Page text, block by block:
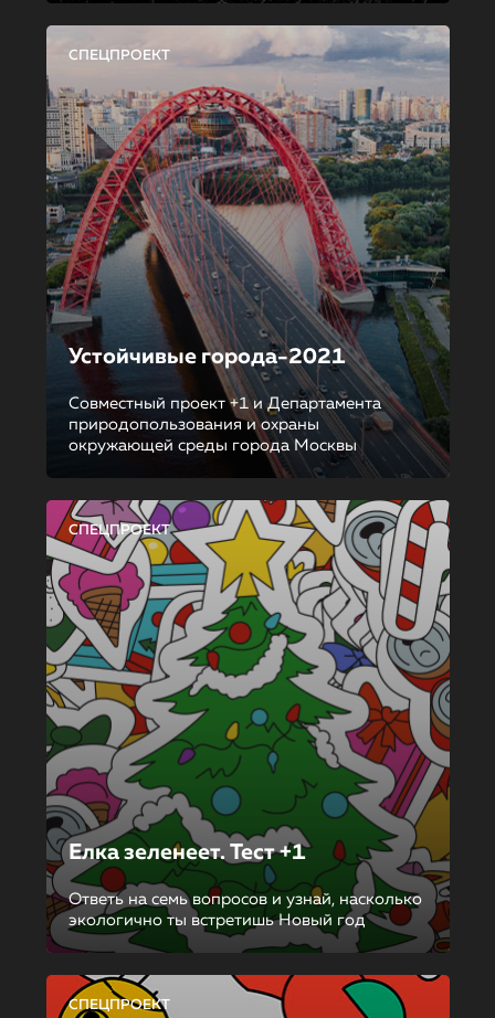
СПЕЦПРОЕКТ
Устойчивые города-2021
Совместный проект +1 и Департамента
природопользования и охраны
окружающей среды города Москвы
СПЕЦПРОЕКТ
Елка зеленеет. Тест +1
Ответь на семь вопросов и узнай, насколько
экологично ты встретишь Новый год
СПЕЦПРОЕКТ